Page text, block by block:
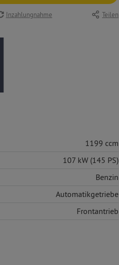
Inzahlungnahme Teilen
1199 ccm
107 kW (145 PS)
Benzin
Automatikgetriebe
Frontantrieb